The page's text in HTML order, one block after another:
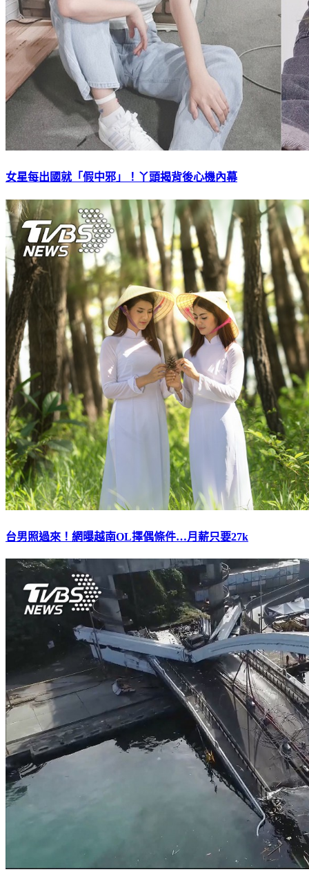
女星每出國就「假中邪」！丫頭揭背後心機內幕
台男照過來！網曝越南OL擇偶條件…月薪只要27k